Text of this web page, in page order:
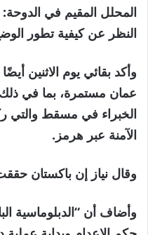
المحلل المقيم في
النظر عن كيفية تطور
وأكد بقائي يوم الاثنين
عمان مستمرة، بما في
الخبراء في مسقط والتي
الآمنة عبر هرمز.
وقال نياز إن باكستان
وأضاف أن “الدبلوماسية